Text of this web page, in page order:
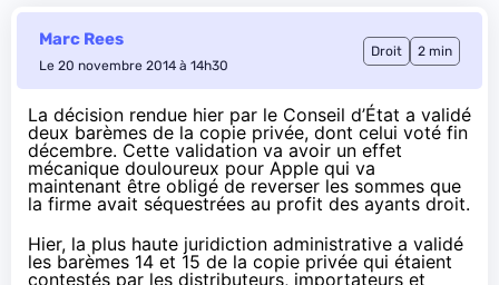
Marc Rees
Le 20 novembre 2014 à 14h30
Droit 2 min
La décision rendue hier par le Conseil d’État a validé
deux barèmes de la copie privée, dont celui voté fin
décembre. Cette validation va avoir un effet
mécanique douloureux pour Apple qui va
maintenant être obligé de reverser les sommes que
la firme avait séquestrées au profit des ayants droit.
Hier, la plus haute juridiction administrative a validé
les barèmes 14 et 15 de la copie privée qui étaient
contestés par les distributeurs, importateurs et